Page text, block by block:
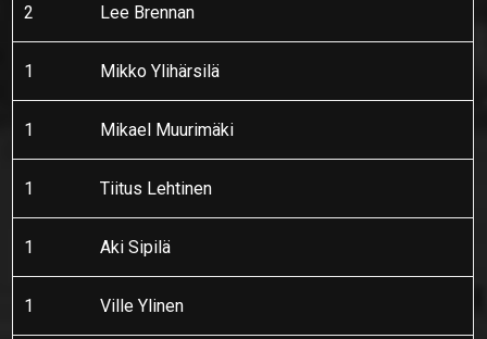
2 Lee Brennan
1 Mikko Ylihärsilä
1 Mikael Muurimäki
1 Tiitus Lehtinen
1 Aki Sipilä
1 Ville Ylinen